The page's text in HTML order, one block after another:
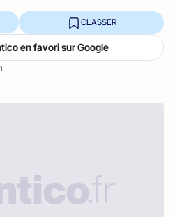
CLASSER
en favori sur Google